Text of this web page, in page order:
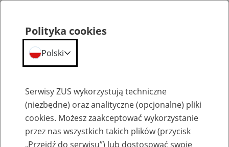
Słownik
Polityka cookies
Polski
Serwisy ZUS wykorzystują techniczne
(niezbędne) oraz analityczne (opcjonalne) pliki
cookies. Możesz zaakceptować wykorzystanie
przez nas wszystkich takich plików (przycisk
„Przejdź do serwisu”) lub dostosować swoje